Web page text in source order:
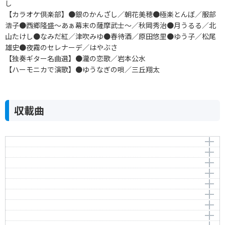
し
【カラオケ倶楽部】●銀のかんざし／朝花美穂●極楽とんぼ／服部
浩子●西郷隆盛～あぁ幕末の薩摩武士～／秋岡秀治●月うるる／北
山たけし●なみだ紅／津吹みゆ●春待酒／原田悠里●ゆう子／松尾
雄史●夜霧のセレナーデ／はやぶさ
【独奏ギター名曲選】●瀧の恋歌／岩本公水
【ハーモニカで演歌】●ゆうなぎの唄／三丘翔太
収載曲
桜吹雪
作曲者：岡 千秋
Oka，Chiaki
アーティスト：桜 ちかこ
Chikako Sakura
作詞者：海老原 秀元
Ebihara，Shugen
酒灯り
作曲者：弦 哲也
Gen，Tetsuya
アーティスト：三山 ひろし
Hiroshi Miyama
作詞者：さいとう 大三
Saito，Daizo
下北半島哀愁路
作曲者：弦 哲也
Gen，Tetsuya
アーティスト：松原 のぶえ
Nobue Matsubara
作詞者：石原信一
昭和ごころ
作曲者：水森英夫
Mizumori，Hideo
アーティスト：天童 よしみ
Yoshimi Tendo
人生道なかば
作曲者：若草 恵
Wakakusa，Kei
アーティスト：佐藤善人
匠～たくみ～
作曲者：岡 千秋
Oka，Chiaki
みちのく純恋歌
作曲者：聖川 湧
あれこれ in the night